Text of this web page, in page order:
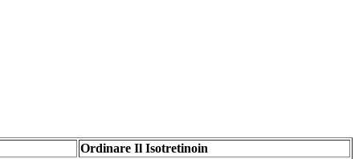
Ordinare Il Isotretinoin